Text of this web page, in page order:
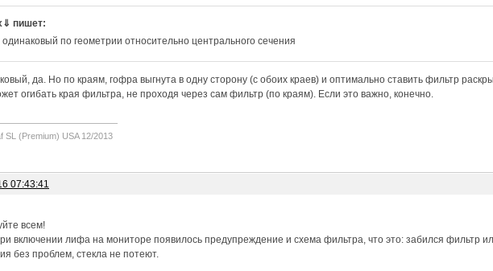
пишет:
по геометрии относительно центрального сечения
да. Но по краям, гофра выгнута в одну сторону (с обоих краев) и оптимально ставить фильтр
огибать края фильтра, не проходя через сам фильтр (по краям). Если это важно, конечно.
SL (Premium) USA 12/2013
07:43:41
всем!
включении лифа на мониторе появилось предупреждение и схема фильтра, что это: забился фильтр
без проблем, стекла не потеют.